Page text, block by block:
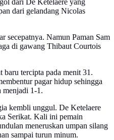
dari De Ketelaere yang
dari gelandang Nicolas
secepatnya. Namun Paman Sam
di gawang Thibaut Courtois
tercipta pada menit 31.
pagar hidup sehingga
menjadi 1-1.
kembli unggul. De Ketelaere
Serikat. Kali ini pemain
meneruskan umpan silang
sampai turun minum.